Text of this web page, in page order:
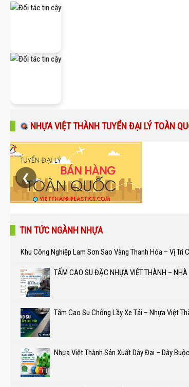
NHỰA VIỆT THÀNH TUYỂN ĐẠI LÝ TOÀN
❮
TIN TỨC NGÀNH NHỰA
Khu Công Nghiệp Lam Sơn Sao Vàng Thanh Hóa – Vị Trí
TẤM CAO SU ĐẶC NHỰA VIỆT THÀNH – NHÀ
Tấm Cao Su Chống Lầy Xe Tải – Nhựa Việt
Nhựa Việt Thành Sản Xuất Dây Đai – Dây